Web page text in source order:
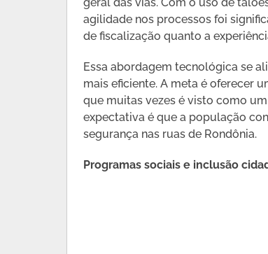
agilidade nos processos foi
de fiscalização quanto a
Essa abordagem tecnológica se
mais eficiente. A meta é oferecer
que muitas vezes é visto como
expectativa é que a população
segurança nas ruas de Rondônia.
Programas sociais e inclusão